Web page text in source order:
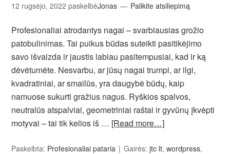
12 rugsėjo, 2022 paskelbėJonas Palikite atsiliepimą
Profesionaliai atrodantys nagai – svarbiausias grožio
patobulinimas. Tai puikus būdas suteikti pasitikėjimo
savo išvaizda ir jaustis labiau pasitempusiai, kad ir ką
dėvėtumėte. Nesvarbu, ar jūsų nagai trumpi, ar ilgi,
kvadratiniai, ar smailūs, yra daugybė būdų, kaip
namuose sukurti gražius nagus. Ryškios spalvos,
neutralūs atspalviai, geometriniai raštai ir gyvūnų įkvėpti
motyvai – tai tik kelios iš … [Read more…]
Paskelbta: Profesionaliai pataria Gairės:jtc lt,wordpress,